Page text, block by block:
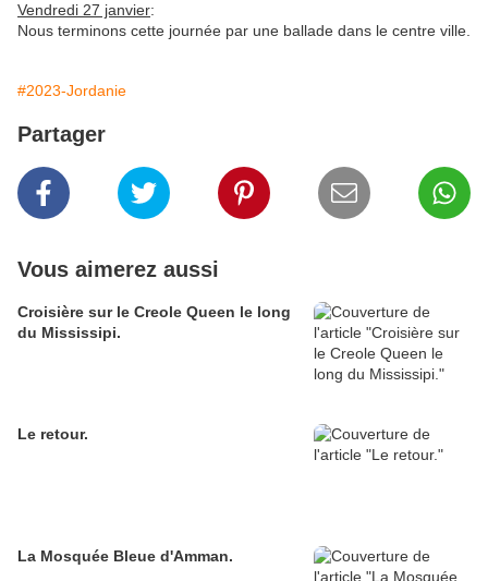
Vendredi 27 janvier:
Nous terminons cette journée par une ballade dans le centre ville.
#2023-Jordanie
Partager
Vous aimerez aussi
Croisière sur le Creole Queen le long
du Mississipi.
Le retour.
La Mosquée Bleue d'Amman.